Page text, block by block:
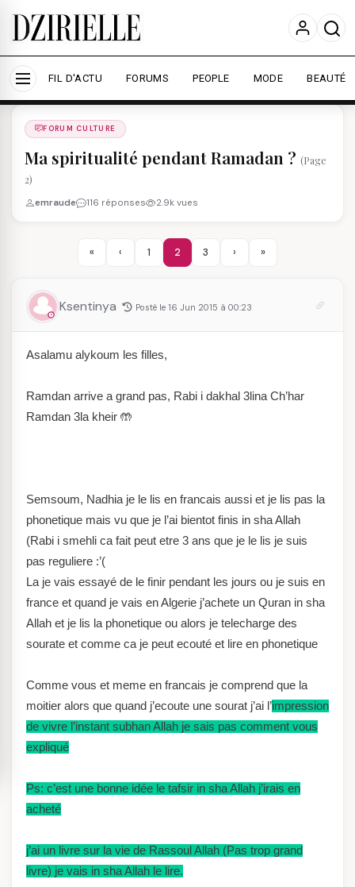
Nous utilisons des cookies pour améliorer votre
expérience et mesurer l'audience.
En savoir plus
Accepter tout Personnaliser
FIL D'ACTU FORUMS PEOPLE MODE BEAUTÉ
Forums
FORUM CULTURE
Ma spiritualité pendant Ramadan ? (Page
2)
emraude 116 réponses 2.9k vues
« ‹ 1 2 3 › »
Ksentinya Posté le 16 Jun 2015 à 00:23
Asalamu alykoum les filles,
Ramdan arrive a grand pas, Rabi i dakhal 3lina Ch’har
Ramdan 3la kheir 🤲
Semsoum, Nadhia je le lis en francais aussi et je lis pas la
phonetique mais vu que je l’ai bientot finis in sha Allah
(Rabi i smehli ca fait peut etre 3 ans que je le lis je suis
pas reguliere :’(
La je vais essayé de le finir pendant les jours ou je suis en
france et quand je vais en Algerie j’achete un Quran in sha
Allah et je lis la phonetique ou alors je telecharge des
sourate et comme ca je peut ecouté et lire en phonetique
Comme vous et meme en francais je comprend que la
moitier alors que quand j’ecoute une sourat j’ai l’impression
de vivre l’instant subhan Allah je sais pas comment vous
expliqué
Ps: c’est une bonne idée le tafsir in sha Allah j’irais en
acheté
j’ai un livre sur la vie de Rassoul Allah (Pas trop grand
livre) je vais in sha Allah le lire.